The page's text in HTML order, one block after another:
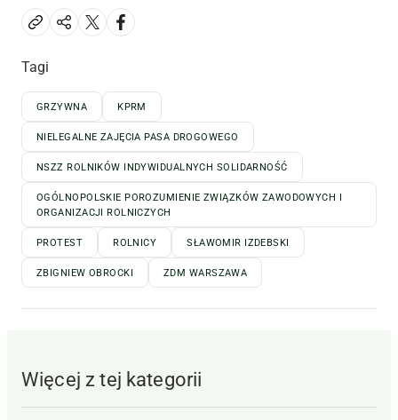
Tagi
GRZYWNA KPRM
NIELEGALNE ZAJĘCIA PASA DROGOWEGO
NSZZ ROLNIKÓW INDYWIDUALNYCH SOLIDARNOŚĆ
OGÓLNOPOLSKIE POROZUMIENIE ZWIĄZKÓW ZAWODOWYCH I
ORGANIZACJI ROLNICZYCH
PROTEST ROLNICY SŁAWOMIR IZDEBSKI
ZBIGNIEW OBROCKI ZDM WARSZAWA
Więcej z tej kategorii